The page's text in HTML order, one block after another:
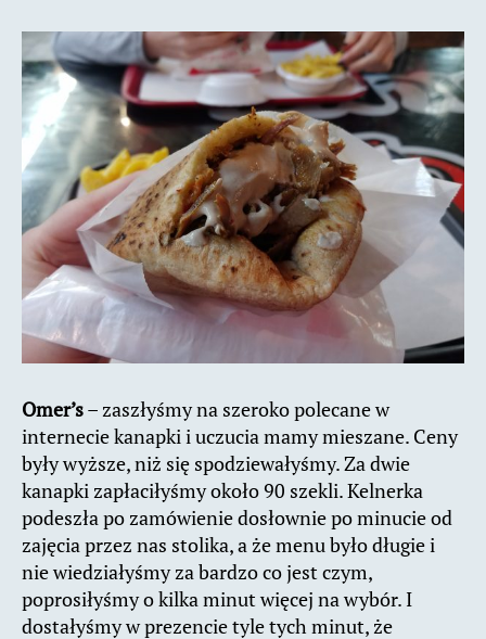
Omer’s– zaszłyśmy na szeroko polecane w
internecie kanapki i uczucia mamy mieszane. Ceny
były wyższe, niż się spodziewałyśmy. Za dwie
kanapki zapłaciłyśmy około 90 szekli. Kelnerka
podeszła po zamówienie dosłownie po minucie od
zajęcia przez nas stolika, a że menu było długie i
nie wiedziałyśmy za bardzo co jest czym,
poprosiłyśmy o kilka minut więcej na wybór. I
dostałyśmy w prezencie tyle tych minut, że